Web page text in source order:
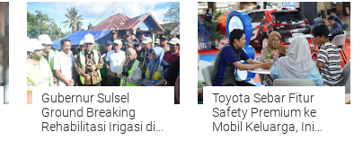
Persemayaman
Gubernur Sulsel
Ground Breaking
Rehabilitasi Irigasi di
Toyota Sebar Fitur
Safety Premium ke
Mobil Keluarga, Ini